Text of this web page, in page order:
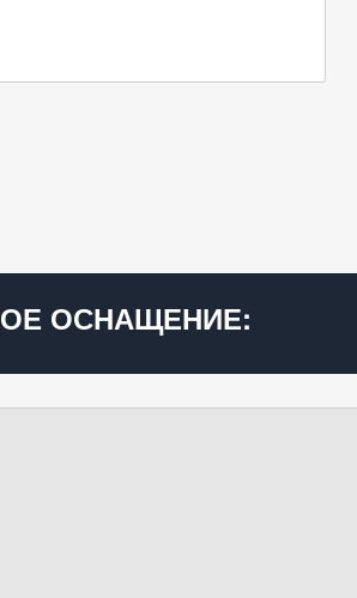
ОСНАЩЕНИЕ: